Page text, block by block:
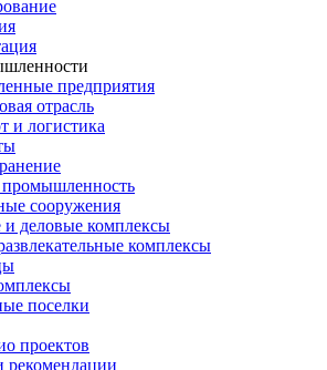
предприятия
отрасль
и логистика
сооружения
деловые комплексы
комплексы
поселки
проектов